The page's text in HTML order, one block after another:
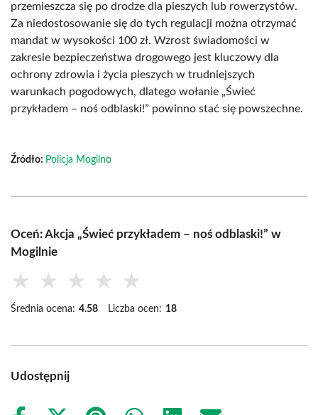
przemieszcza się po drodze dla pieszych lub rowerzystów.
Za niedostosowanie się do tych regulacji można otrzymać
mandat w wysokości 100 zł. Wzrost świadomości w
zakresie bezpieczeństwa drogowego jest kluczowy dla
ochrony zdrowia i życia pieszych w trudniejszych
warunkach pogodowych, dlatego wołanie „Świeć
przykładem – noś odblaski!” powinno stać się powszechne.
Źródło: Policja Mogilno
Oceń: Akcja „Świeć przykładem – noś odblaski!” w
Mogilnie
★ ★ ★ ★ ★
Średnia ocena: 4.58 Liczba ocen: 18
Udostępnij